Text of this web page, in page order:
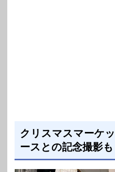
クリスマスマーケ
ースとの記念撮影も